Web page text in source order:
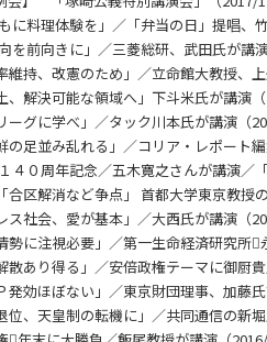
に料理体験を」／「弁当の日」提唱、
を前向きに」／三菱総研、武田氏が講
維持、改憲のため」／立命館大教授、
、解決可能な領域へ」下斗米氏が講演
ーグに学べ」／タック川本氏が講演（
の足並み乱れる」／コリア・レポート
４０周年記念／五木寛之さんが講演／
区解消など争点」 首都大学東京教授
社会、愛が基本」／大西氏が講演（
に注視必要」／第一生命経済研究所
あり得る」／安倍政権テーマに御厨
効ほぼない」／東京財団理事、加藤
、天皇制の転機に」／共同通信の新